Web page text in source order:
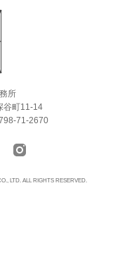
所
谷町11-14
71-2670
LTD. ALL RIGHTS RESERVED.